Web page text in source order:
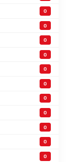
0
0
0
0
0
0
0
0
0
0
0